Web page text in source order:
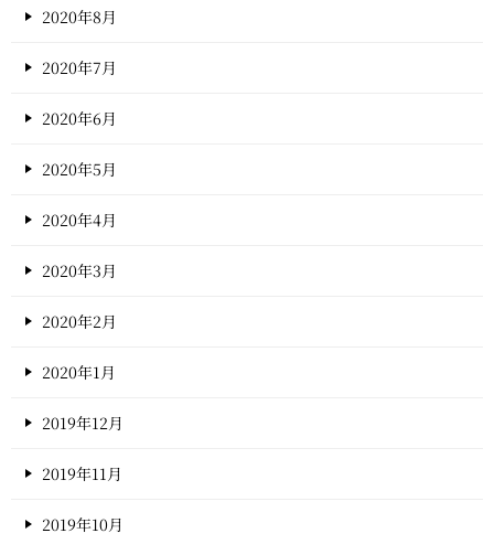
2020年8月
2020年7月
2020年6月
2020年5月
2020年4月
2020年3月
2020年2月
2020年1月
2019年12月
2019年11月
2019年10月